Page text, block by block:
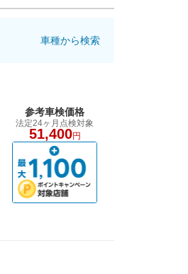
車種から検索
参考車検価格
法定24ヶ月点検対象
51,400円